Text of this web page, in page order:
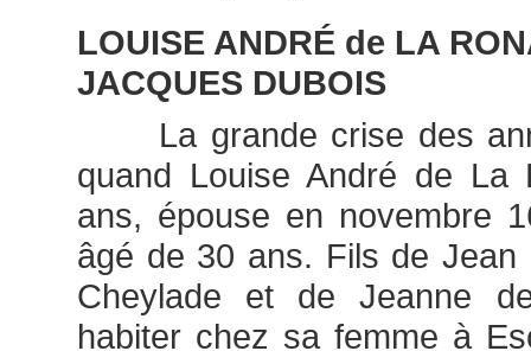
LOUISE ANDRÉ de LA
JACQUES DUBOIS
La grande crise des
quand Louise André de La
ans, épouse en novembre
âgé de 30 ans. Fils de Jean
Cheylade et de Jeanne
habiter chez sa femme à